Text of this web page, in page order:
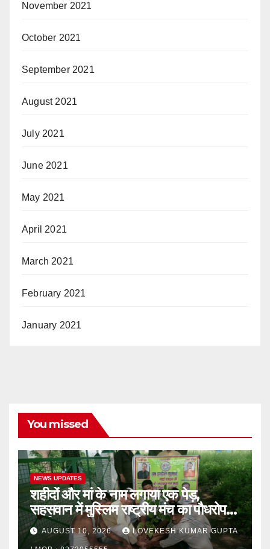
November 2021
October 2021
September 2021
August 2021
July 2021
June 2021
May 2021
April 2021
March 2021
February 2021
January 2021
You missed
NEWS UPDATES
शहीदों और मां के नाम लगाया एक पेड़,
सहसवान में मुस्लिम राष्ट्रीय मंच का पौधरोपण
कार्यक्रम
AUGUST 10, 2026 LOVEKESH KUMAR GUPTA